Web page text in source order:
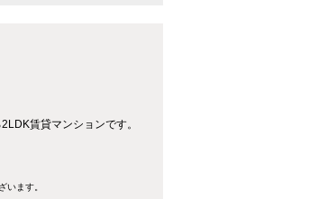
賃貸マンションです。
います。